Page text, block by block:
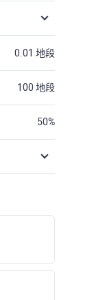
0.01 地段
100 地段
50%